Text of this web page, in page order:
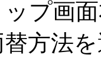
プ画
方法